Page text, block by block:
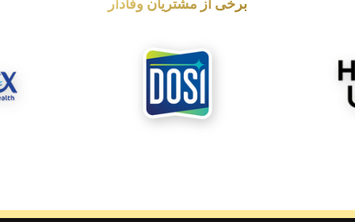
برخی از مشتریان وفادار